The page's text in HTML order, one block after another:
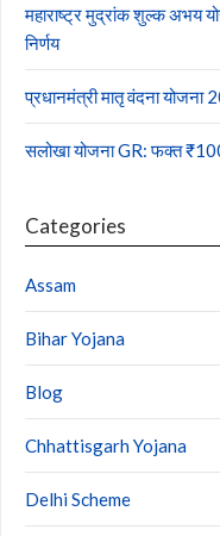
महाराष्ट्र मुद्रांक शुल्क अभय
निर्णय
प्रधानमंत्री मातृ वंदना
सलोखा योजना GR: फक्त
Categories
Assam
Bihar Yojana
Blog
Chhattisgarh Yojana
Delhi Scheme